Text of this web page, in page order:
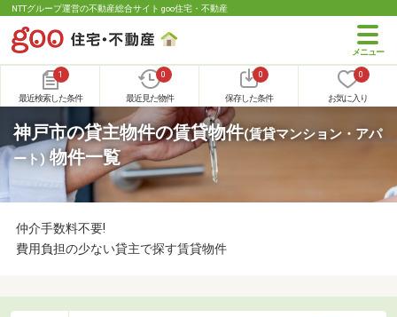
NTTグループ運営の不動産総合サイト goo住宅・不動産
1
最近検索した条件
0
最近見た物件
0
保存した条件
0
お気に入り
神戸市の貸主物件の賃貸物件(賃貸マンション・アパ
ート) 物件一覧
仲介手数料不要!
費用負担の少ない貸主で探す賃貸物件